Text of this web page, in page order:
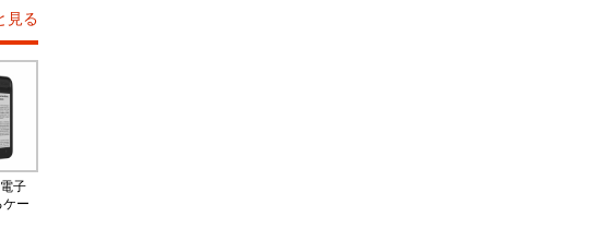
見る
子
ー